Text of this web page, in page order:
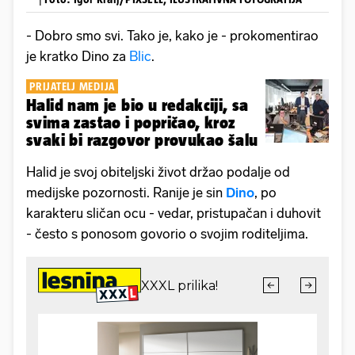
- Dobro smo svi. Tako je, kako je - prokomentirao
je kratko Dino za Blic.
PRIJATELJ MEDIJA
Halid nam je bio u redakciji, sa
svima zastao i popričao, kroz
svaki bi razgovor provukao šalu
Halid je svoj obiteljski život držao podalje od
medijske pozornosti. Ranije je sin Dino, po
karakteru sličan ocu - vedar, pristupačan i duhovit
- često s ponosom govorio o svojim roditeljima.